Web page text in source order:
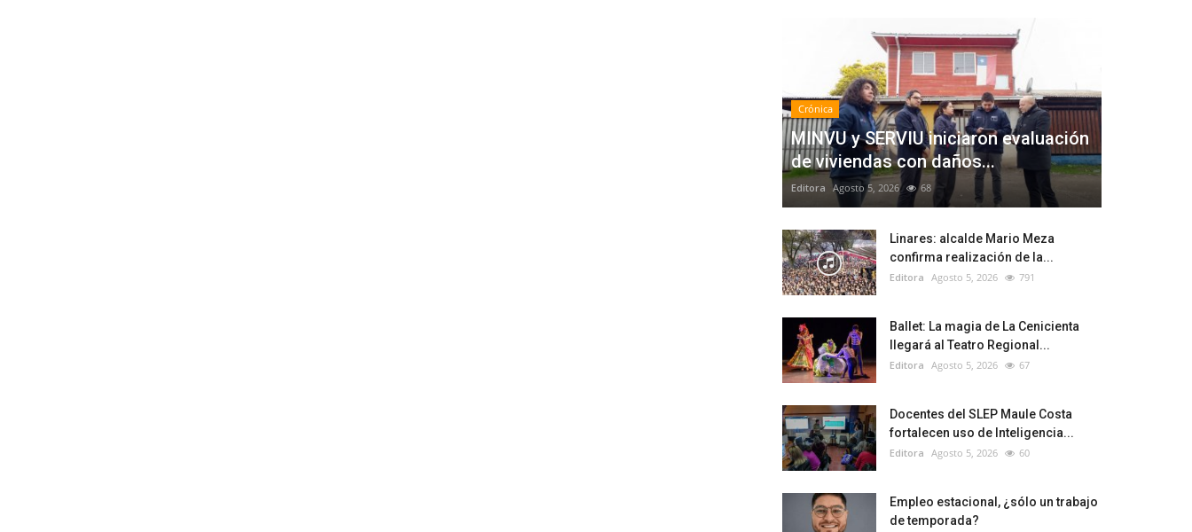
Crónica
MINVU y SERVIU iniciaron evaluación
de viviendas con daños...
Editora Agosto 5, 2026 68
Linares: alcalde Mario Meza
confirma realización de la...
Editora Agosto 5, 2026 791
Ballet: La magia de La Cenicienta
llegará al Teatro Regional...
Editora Agosto 5, 2026 67
Docentes del SLEP Maule Costa
fortalecen uso de Inteligencia...
Editora Agosto 5, 2026 60
Empleo estacional, ¿sólo un trabajo
de temporada?